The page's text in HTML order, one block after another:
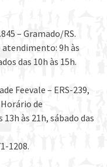
– Gramado/RS.
atendimento: 9h às
das 10h às 15h.
Feevale – ERS-239,
de
às 21h, sábado das
1208.